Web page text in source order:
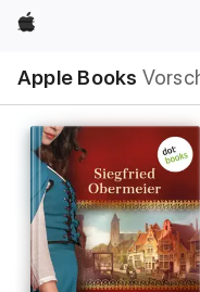
Apple
Apple Books
Navigation
Menü
öffnen